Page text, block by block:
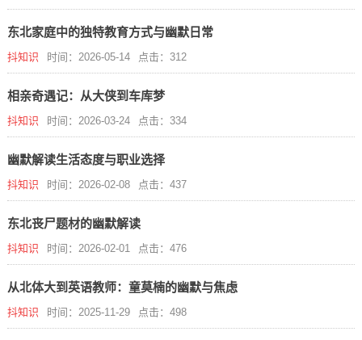
东北家庭中的独特教育方式与幽默日常
抖知识 时间：2026-05-14 点击：312
相亲奇遇记：从大侠到车库梦
抖知识 时间：2026-03-24 点击：334
幽默解读生活态度与职业选择
抖知识 时间：2026-02-08 点击：437
东北丧尸题材的幽默解读
抖知识 时间：2026-02-01 点击：476
从北体大到英语教师：童莫楠的幽默与焦虑
抖知识 时间：2025-11-29 点击：498